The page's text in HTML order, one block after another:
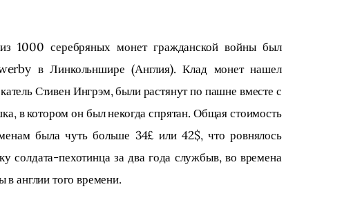
1000 серебряных монет гражданской войны был
в Линкольншире (Англия). Клад монет нашел
Стивен Ингрэм, были растянут по пашне вместе с
в котором он был некогда спрятан. Общая стоимость
была чуть больше 34£ или 42$, что ровнялось
солдата-пехотинца за два года службыв, во времена
в англии того времени.